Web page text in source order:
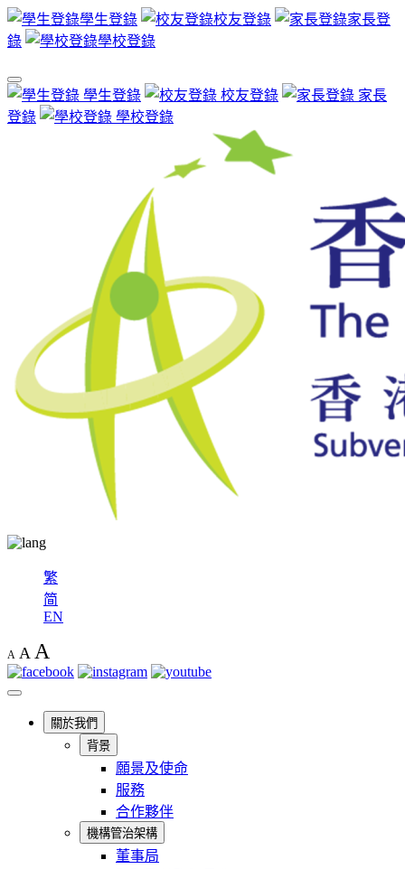
學生登錄 校友登錄
家長登
錄
學校登錄
學生登錄 校友登錄
家長
登錄
學校登錄
繁
简
EN
A A A
關於我們
背景
願景及使命
服務
合作夥伴
機構管治架構
董事局